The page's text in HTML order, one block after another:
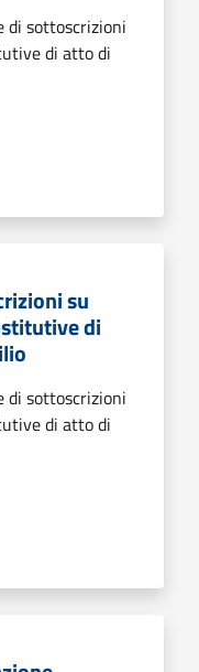
di sottoscrizioni
di atto di
su
di
di sottoscrizioni
di atto di